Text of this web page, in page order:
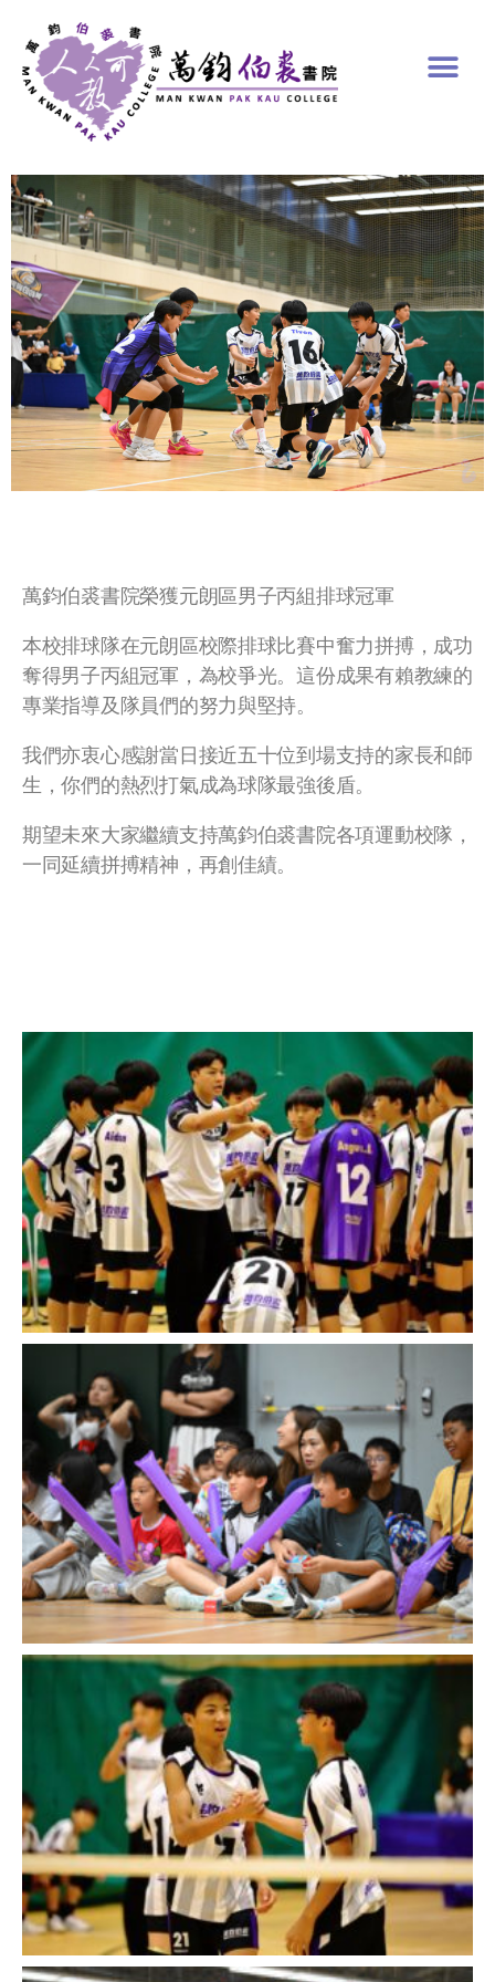
萬鈞伯裘書院榮獲元朗區男子丙組排球冠軍
本校排球隊在元朗區校際排球比賽中奮力拼搏，成功
奪得男子丙組冠軍，為校爭光。這份成果有賴教練的
專業指導及隊員們的努力與堅持。
我們亦衷心感謝當日接近五十位到場支持的家長和師
生，你們的熱烈打氣成為球隊最強後盾。
期望未來大家繼續支持萬鈞伯裘書院各項運動校隊，
一同延續拼搏精神，再創佳績。